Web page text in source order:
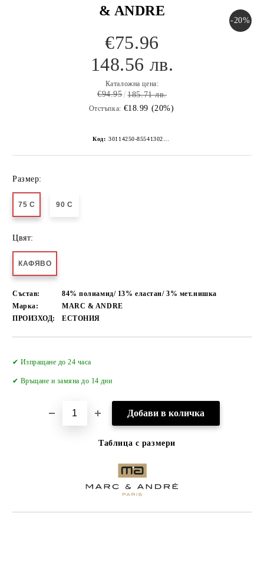
& ANDRE
-20%
€75.96
148.56 лв.
Каталожна цена:
€94.95 185.71 лв.
Отстъпка: €18.99 (20%)
Код:
Размер:
75 C 90 C
Цвят:
КАФЯВО
Състав:
84% полиамид/ 13% еластан/ 3% мет.нишка
Марка:
MARC & ANDRE
ПРОИЗХОД:
ЕСТОНИЯ
✔ Изпращане до 24 часа
✔ Връщане и замяна до 14 дни
Таблица с размери